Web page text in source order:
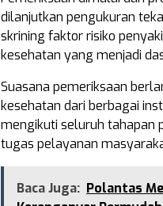
dilanjutkan pengukuran
skrining faktor risiko
kesehatan yang menjadi
Suasana pemeriksaan
kesehatan dari berbagai
mengikuti seluruh tahapan
tugas pelayanan
Baca Juga: Polantas